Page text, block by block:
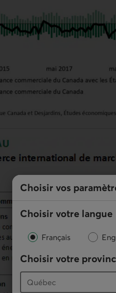
Choisir vos
Choisir votre langue
Français
Choisir votre